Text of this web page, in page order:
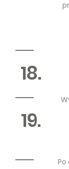
18.
19.
Po